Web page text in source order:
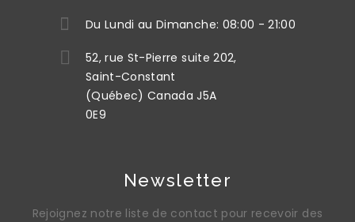
Du Lundi au Dimanche: 08:00 - 21:00
52, rue St-Pierre suite 202,
Saint-Constant
(Québec) Canada J5A
0E9
Newsletter
Rejoignez notre liste de contact pour recevoir des